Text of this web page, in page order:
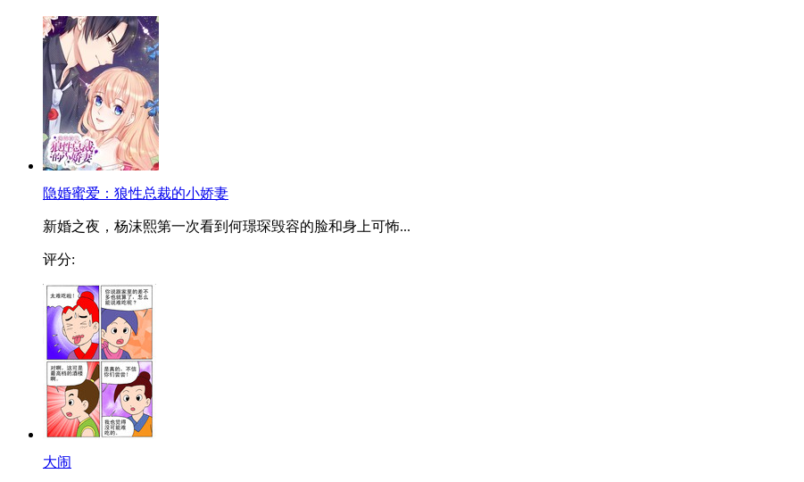
隐婚蜜爱：狼性总裁的小娇妻
新婚之夜，杨沫熙第一次看到何璟琛毁容的脸和身上可怖...
评分:
大闹